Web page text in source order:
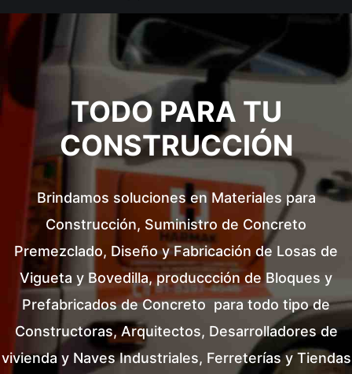
TODO PARA TU
CONSTRUCCIÓN
Brindamos soluciones en Materiales para
Construcción, Suministro de Concreto
Premezclado, Diseño y Fabricación de Losas de
Vigueta y Bovedilla, produccción de Bloques y
Prefabricados de Concreto para todo tipo de
Constructoras, Arquitectos, Desarrolladores de
vivienda y Naves Industriales, Ferreterías y Tiendas